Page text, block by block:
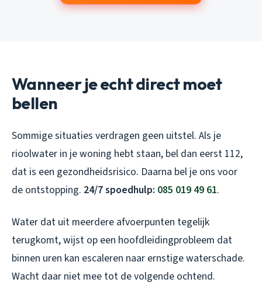
Wanneer je echt direct moet
bellen
Sommige situaties verdragen geen uitstel. Als je
rioolwater in je woning hebt staan, bel dan eerst 112,
dat is een gezondheidsrisico. Daarna bel je ons voor
de ontstopping. 24/7 spoedhulp: 085 019 49 61.
Water dat uit meerdere afvoerpunten tegelijk
terugkomt, wijst op een hoofdleidingprobleem dat
binnen uren kan escaleren naar ernstige waterschade.
Wacht daar niet mee tot de volgende ochtend.